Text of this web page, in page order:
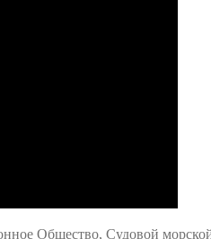
Общество, Судовой